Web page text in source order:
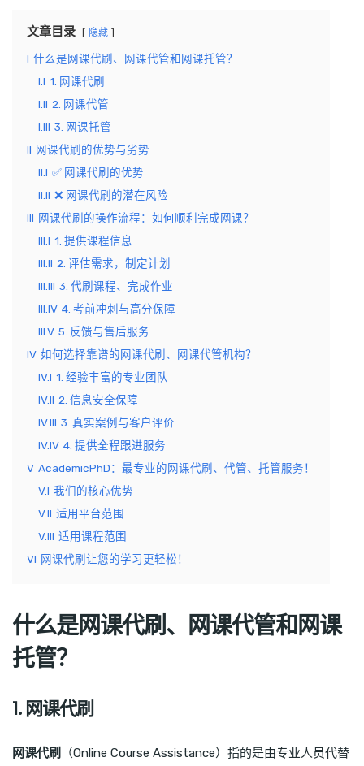
文章目录 隐藏
I 什么是网课代刷、网课代管和网课托管？
I.I 1. 网课代刷
I.II 2. 网课代管
I.III 3. 网课托管
II 网课代刷的优势与劣势
II.I ✅ 网课代刷的优势
II.II ❌ 网课代刷的潜在风险
III 网课代刷的操作流程：如何顺利完成网课？
III.I 1. 提供课程信息
III.II 2. 评估需求，制定计划
III.III 3. 代刷课程、完成作业
III.IV 4. 考前冲刺与高分保障
III.V 5. 反馈与售后服务
IV 如何选择靠谱的网课代刷、网课代管机构？
IV.I 1. 经验丰富的专业团队
IV.II 2. 信息安全保障
IV.III 3. 真实案例与客户评价
IV.IV 4. 提供全程跟进服务
V AcademicPhD：最专业的网课代刷、代管、托管服务！
V.I 我们的核心优势
V.II 适用平台范围
V.III 适用课程范围
VI 网课代刷让您的学习更轻松！
什么是网课代刷、网课代管和网课
托管？
1. 网课代刷
网课代刷
（Online Course Assistance）指的是由专业人员代替